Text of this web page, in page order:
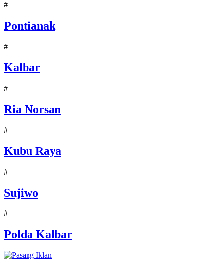
#
Pontianak
#
Kalbar
#
Ria Norsan
#
Kubu Raya
#
Sujiwo
#
Polda Kalbar